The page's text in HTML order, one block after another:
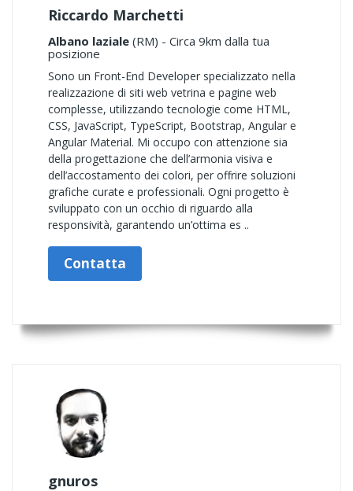
Riccardo Marchetti
Albano laziale (RM) - Circa 9km dalla tua
posizione
Sono un Front-End Developer specializzato nella
realizzazione di siti web vetrina e pagine web
complesse, utilizzando tecnologie come HTML,
CSS, JavaScript, TypeScript, Bootstrap, Angular e
Angular Material. Mi occupo con attenzione sia
della progettazione che dell’armonia visiva e
dell’accostamento dei colori, per offrire soluzioni
grafiche curate e professionali. Ogni progetto è
sviluppato con un occhio di riguardo alla
responsività, garantendo un’ottima es ..
Contatta
gnuros